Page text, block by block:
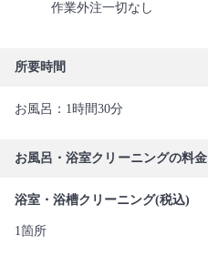
作業外注一切なし
所要時間
お風呂：1時間30分
お風呂・浴室クリーニングの料金
浴室・浴槽クリーニング(税込)
1箇所